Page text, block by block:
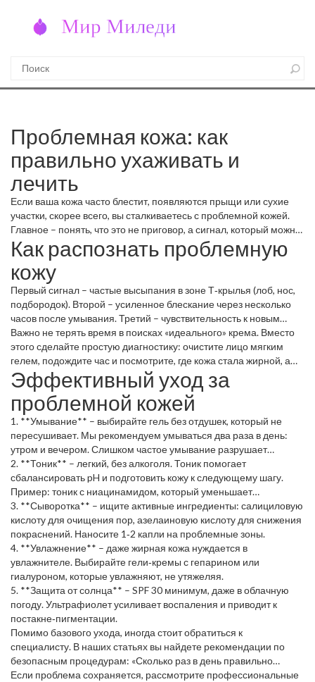
Проблемная кожа: как
правильно ухаживать и
лечить
Если ваша кожа часто блестит, появляются прыщи или сухие
участки, скорее всего, вы сталкиваетесь с проблемной кожей.
Главное – понять, что это не приговор, а сигнал, который можно
исправить простыми шагами. Ниже собраны проверенные
методы, которые помогут успокоить кожу и вернуть ей здоровый
вид.
Как распознать проблемную
кожу
Первый сигнал – частые высыпания в зоне Т‑крылья (лоб, нос,
подбородок). Второй – усиленное блескание через несколько
часов после умывания. Третий – чувствительность к новым
средствам: покраснение, жжение. Если вы замечаете хотя бы
два из этих признаков, скорее всего, ваша кожа нуждается в
особом уходе.
Важно не терять время в поисках «идеального» крема. Вместо
этого сделайте простую диагностику: очистите лицо мягким
гелем, подождите час и посмотрите, где кожа стала жирной, а
где сухой. Так вы определите, какие зоны требуют увлажнения,
а какие – контроля себума.
Эффективный уход за
проблемной кожей
1. **Умывание** – выбирайте гель без отдушек, который не
пересушивает. Мы рекомендуем умываться два раза в день:
утром и вечером. Слишком частое умывание разрушает
естественный барьер и провоцирует дополнительный жир.
2. **Тоник** – легкий, без алкоголя. Тоник помогает
сбалансировать pH и подготовить кожу к следующему шагу.
Пример: тоник с ниацинамидом, который уменьшает
воспаления.
3. **Сыворотка** – ищите активные ингредиенты: салициловую
кислоту для очищения пор, азелаиновую кислоту для снижения
покраснений. Наносите 1‑2 капли на проблемные зоны.
4. **Увлажнение** – даже жирная кожа нуждается в
увлажнителе. Выбирайте гели‑кремы с гепарином или
гиалуроном, которые увлажняют, не утяжеляя.
5. **Защита от солнца** – SPF 30 минимум, даже в облачную
погоду. Ультрафиолет усиливает воспаления и приводит к
постакне‑пигментации.
Помимо базового ухода, иногда стоит обратиться к
специалисту. В наших статьях вы найдете рекомендации по
безопасным процедурам: «Сколько раз в день правильно
умываться при акне», «Домашний бьюти‑уход: какие процедуры
Если проблема сохраняется, рассмотрите профессиональные